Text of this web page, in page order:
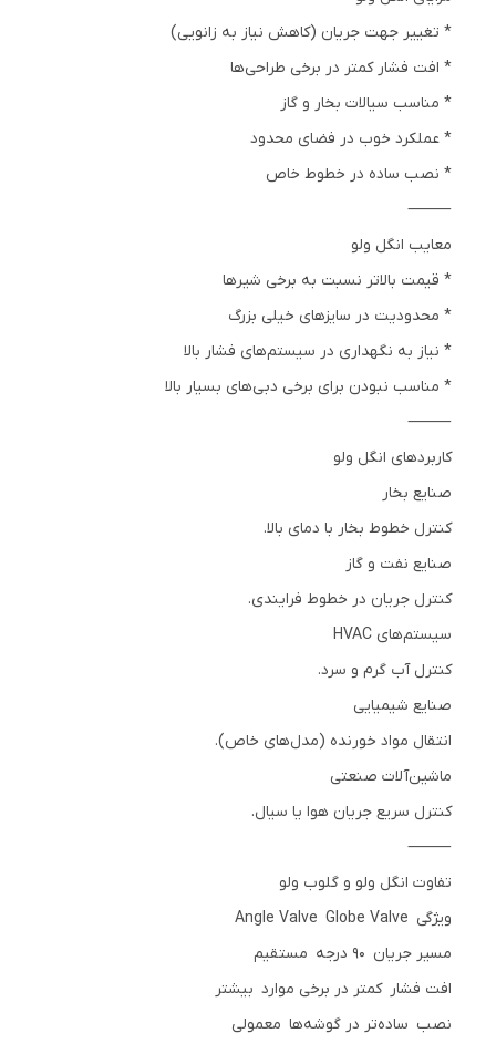
* تغییر جهت جریان (کاهش نیاز به زانویی)
* افت فشار کمتر در برخی طراحی‌ها
* مناسب سیالات بخار و گاز
* عملکرد خوب در فضای محدود
* نصب ساده در خطوط خاص
⸻
معایب انگل ولو
* قیمت بالاتر نسبت به برخی شیرها
* محدودیت در سایزهای خیلی بزرگ
* نیاز به نگهداری در سیستم‌های فشار بالا
* مناسب نبودن برای برخی دبی‌های بسیار بالا
⸻
کاربردهای انگل ولو
صنایع بخار
کنترل خطوط بخار با دمای بالا.
صنایع نفت و گاز
کنترل جریان در خطوط فرایندی.
سیستم‌های HVAC
کنترل آب گرم و سرد.
صنایع شیمیایی
انتقال مواد خورنده (مدل‌های خاص).
ماشین‌آلات صنعتی
کنترل سریع جریان هوا یا سیال.
⸻
تفاوت انگل ولو و گلوب ولو
ویژگی Angle Valve Globe Valve
مسیر جریان ۹۰ درجه مستقیم
افت فشار کمتر در برخی موارد بیشتر
نصب ساده‌تر در گوشه‌ها معمولی